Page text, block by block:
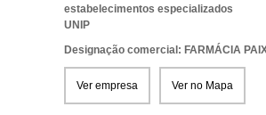
estabelecimentos especializados
UNIP
Designação comercial: FARMÁCIA
Ver empresa Ver no Mapa